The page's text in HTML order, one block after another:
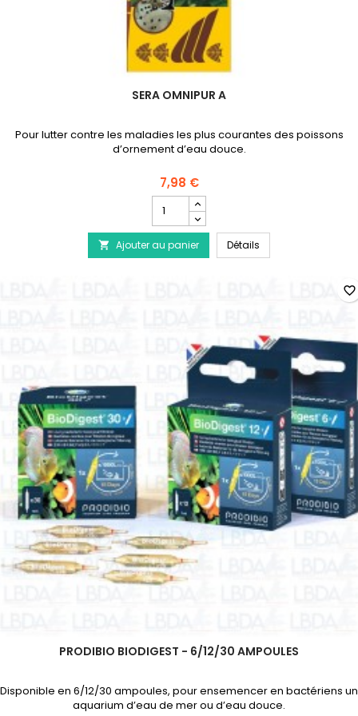
SERA OMNIPUR A
Pour lutter contre les maladies les plus courantes des poissons
d’ornement d’eau douce.
7,98 €
quantité
du
produit
SERA
 Ajouter au panier Détails
PRODIBIO BIODIGEST - 6/12/30 AMPOULES
Disponible en 6/12/30 ampoules, pour ensemencer en bactériens un
aquarium d’eau de mer ou d’eau douce.
favorite_border